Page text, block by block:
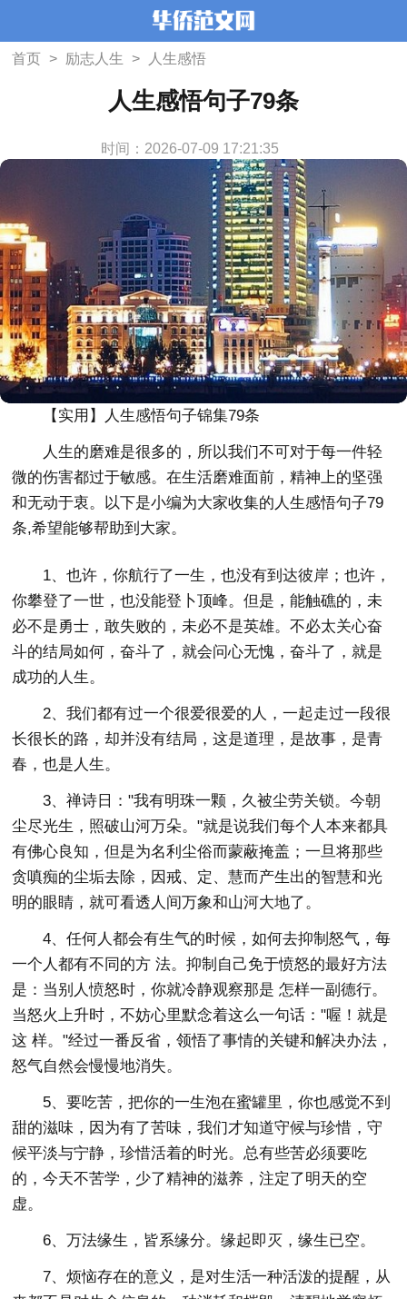
首页 > 励志人生 > 人生感悟
人生感悟句子79条
时间：2026-07-09 17:21:35
【实用】人生感悟句子锦集79条
人生的磨难是很多的，所以我们不可对于每一件轻
微的伤害都过于敏感。在生活磨难面前，精神上的坚强
和无动于衷。以下是小编为大家收集的人生感悟句子79
条,希望能够帮助到大家。
1、也许，你航行了一生，也没有到达彼岸；也许，
你攀登了一世，也没能登卜顶峰。但是，能触礁的，未
必不是勇士，敢失败的，未必不是英雄。不必太关心奋
斗的结局如何，奋斗了，就会问心无愧，奋斗了，就是
成功的人生。
2、我们都有过一个很爱很爱的人，一起走过一段很
长很长的路，却并没有结局，这是道理，是故事，是青
春，也是人生。
3、禅诗日："我有明珠一颗，久被尘劳关锁。今朝
尘尽光生，照破山河万朵。"就是说我们每个人本来都具
有佛心良知，但是为名利尘俗而蒙蔽掩盖；一旦将那些
贪嗔痴的尘垢去除，因戒、定、慧而产生出的智慧和光
明的眼睛，就可看透人间万象和山河大地了。
4、任何人都会有生气的时候，如何去抑制怒气，每
一个人都有不同的方 法。抑制自己免于愤怒的最好方法
是：当别人愤怒时，你就冷静观察那是 怎样一副德行。
当怒火上升时，不妨心里默念着这么一句话："喔！就是
这 样。"经过一番反省，领悟了事情的关键和解决办法，
怒气自然会慢慢地消失。
5、要吃苦，把你的一生泡在蜜罐里，你也感觉不到
甜的滋味，因为有了苦味，我们才知道守候与珍惜，守
候平淡与宁静，珍惜活着的时光。总有些苦必须要吃
的，今天不苦学，少了精神的滋养，注定了明天的空
虚。
6、万法缘生，皆系缘分。缘起即灭，缘生已空。
7、烦恼存在的意义，是对生活一种活泼的提醒，从